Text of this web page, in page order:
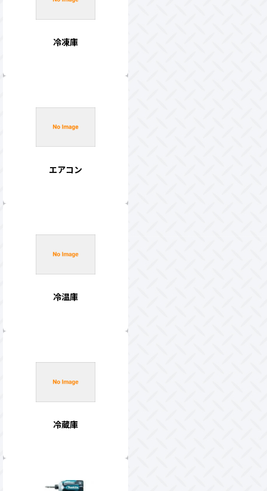
冷凍庫
エアコン
冷温庫
冷蔵庫